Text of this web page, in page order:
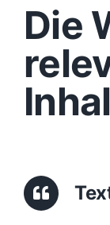
Content
Funktionen
Aufbau
Die